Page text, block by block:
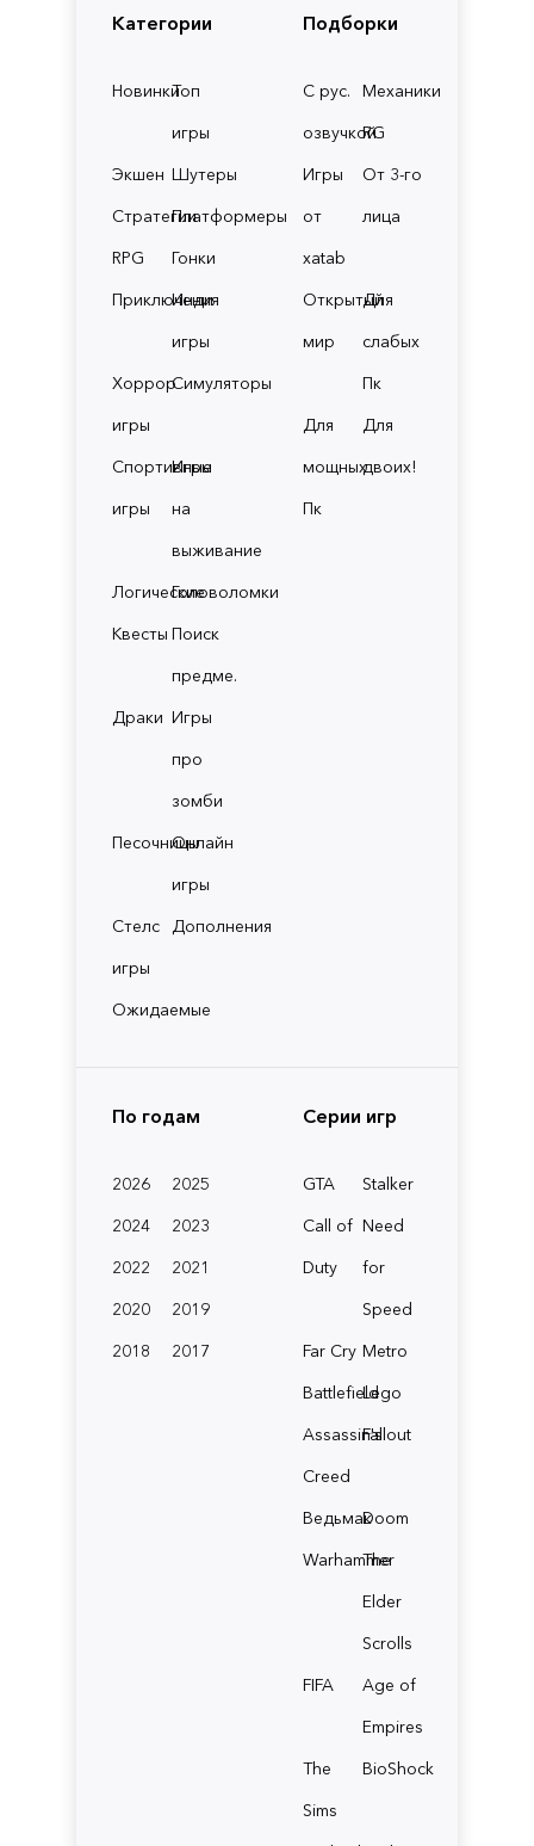
Категории
НовинкиТоп
игры
Экшен Шутеры
СтратегииПлатформеры
RPG
Гонки
Приключения
Инди
игры
Хоррор
игры
Симуляторы
Спортивные
игры
Игры
на
выживание
ЛогическиеГоловоломки
Квесты Поиск
предме.
Драки Игры
про
зомби
ПесочницыОнлайн
игры
Стелс
игры
Дополнения
Ожидаемые
Подборки
С рус.
озвучкой
Механики
RG
Игры
от
xatab
От 3-го
лица
Открытый
мир
Для
слабых
Пк
Для
мощных
Пк
Для
двоих!
По годам
2026
2025
2024
2023
2022
2021
2020
2019
2018
2017
Серии игр
GTA
Stalker
Call of
Duty
Need
for
Speed
Far Cry Metro
BattlefieldLego
Assassin's
Creed
Fallout
ВедьмакDoom
Warhammer
The
Elder
Scrolls
FIFA
Age of
Empires
The
Sims
BioShock